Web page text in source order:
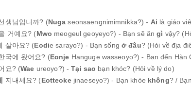
생님입니까? (Nuga seonsaengnimimnikka?) - Ai là giáo
거예요? (Mwo meogeul geoyeyo?) - Bạn sẽ ăngì vậy?
살아요? (Eodie sarayo?) - Bạn sốngở đâu? (Hỏi về địa
국에 왔어요? (Eonje Hanguge wasseoyo?) - Bạn đến Hàn
요? (Wae ureoyo?) -Tại sao bạn khóc? (Hỏi về lý do)
지내세요? (Eotteokejinaeseyo?) - Bạn khỏe không? /